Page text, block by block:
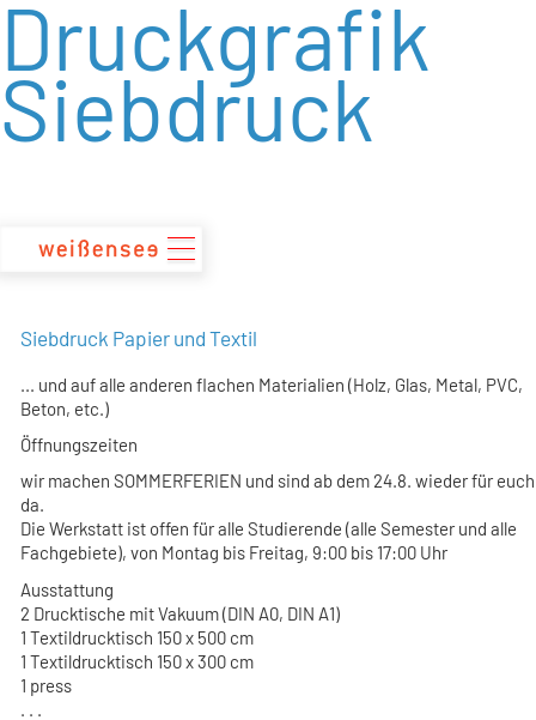
zum
Druckgrafik
Siebdruck
Siebdruck Papier und Textil
... und auf alle anderen flachen Materialien (Holz, Glas, Metal, PVC,
Beton, etc.)
Öffnungszeiten
wir machen SOMMERFERIEN und sind ab dem 24.8. wieder für euch
da.
Die Werkstatt ist offen für alle Studierende (alle Semester und alle
Fachgebiete), von Montag bis Freitag, 9:00 bis 17:00 Uhr
Ausstattung
2 Drucktische mit Vakuum (DIN A0, DIN A1)
1 Textildrucktisch 150 x 500 cm
1 Textildrucktisch 150 x 300 cm
1 press